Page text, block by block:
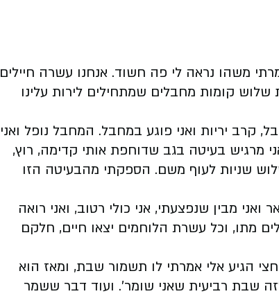
משהו נראה לי פה חשוד. אנחנו עשרה חיילים
קומות מחבלים שמתחילים לירות עלינו
קרב יריות ואני פוגע במחבל. המחבל נופל ואני
מרגיש בעיטה בגב שדוחפת אותי קדימה, רוץ,
שניות לעוף משם. הספקתי מהבעיטה הזו
מבין שנפצעתי, אני כולי רטוב, ואני רואה
מתו, וכל עשרת הלוחמים יצאו חיים, חלקם
הגיע אלי אמרתי לו תשמור שבת, ומאז הוא
שבת רביעית שאני שומר'. ועוד דבר ששמר